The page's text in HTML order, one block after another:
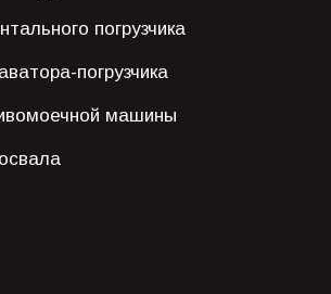
погрузчика
погрузчика
машины